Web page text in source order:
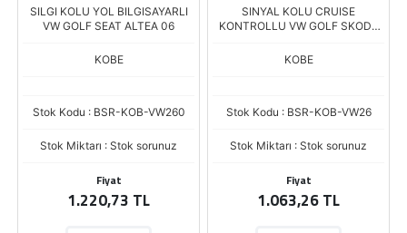
SILGI KOLU YOL BILGISAYARLI
VW GOLF SEAT ALTEA 06
KOBE
Stok Kodu : BSR-KOB-VW260
Stok Miktarı : Stok sorunuz
Fiyat
1.220,73 TL
SINYAL KOLU CRUISE
KONTROLLU VW GOLF SKODA
KOBE
Stok Kodu : BSR-KOB-VW26
Stok Miktarı : Stok sorunuz
Fiyat
1.063,26 TL